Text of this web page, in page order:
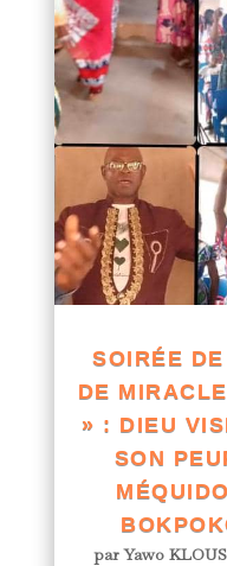
SOIRÉE
DE
» : DIEU
SON
parYawo